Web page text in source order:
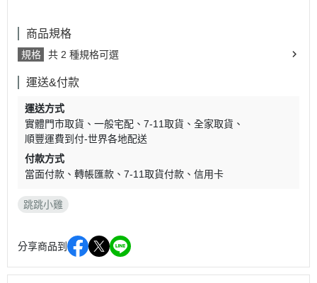
商品規格
規格 共 2 種規格可選
運送&付款
運送方式
實體門市取貨
一般宅配 7-11取貨
全家取貨
順豐運費到付-世界各地配送
付款方式
當面付款
轉帳匯款 7-11取貨付款 信用卡
跳跳小雞
分享商品到